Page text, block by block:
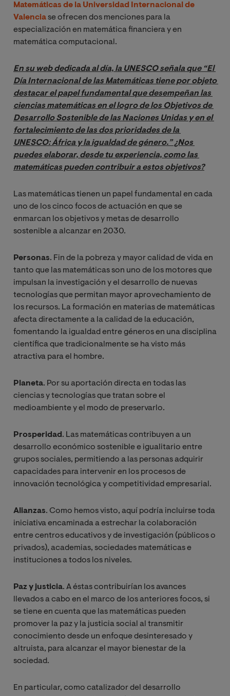
Matemáticas de la Universidad Internacional de
Valenciase ofrecen dos menciones para la
especialización en matemática financiera y en
matemática computacional.
En su web dedicada al día, la UNESCO señala que “El
Día Internacional de las Matemáticas tiene por objeto
destacar el papel fundamental que desempeñan las
ciencias matemáticas en el logro de los Objetivos de
Desarrollo Sostenible de las Naciones Unidas y en el
fortalecimiento de las dos prioridades de la
UNESCO: África y la igualdad de género.” ¿Nos
puedes elaborar, desde tu experiencia, como las
matemáticas pueden contribuir a estos objetivos?
Las matemáticas tienen un papel fundamental en cada
uno de los cinco focos de actuación en que se
enmarcan los objetivos y metas de desarrollo
sostenible a alcanzar en 2030.
Personas. Fin de la pobreza y mayor calidad de vida en
tanto que las matemáticas son uno de los motores que
impulsan la investigación y el desarrollo de nuevas
tecnologías que permitan mayor aprovechamiento de
los recursos. La formación en materias de matemáticas
afecta directamente a la calidad de la educación,
fomentando la igualdad entre géneros en una disciplina
científica que tradicionalmente se ha visto más
atractiva para el hombre.
Planeta. Por su aportación directa en todas las
ciencias y tecnologías que tratan sobre el
medioambiente y el modo de preservarlo.
Prosperidad . Las matemáticas contribuyen a un
desarrollo económico sostenible e igualitario entre
grupos sociales, permitiendo a las personas adquirir
capacidades para intervenir en los procesos de
innovación tecnológica y competitividad empresarial.
Alianzas. Como hemos visto, aquí podría incluirse toda
iniciativa encaminada a estrechar la colaboración
entre centros educativos y de investigación (públicos o
privados), academias, sociedades matemáticas e
instituciones a todos los niveles.
Paz y justicia. A éstas contribuirían los avances
llevados a cabo en el marco de los anteriores focos, si
se tiene en cuenta que las matemáticas pueden
promover la paz y la justicia social al transmitir
conocimiento desde un enfoque desinteresado y
altruista, para alcanzar el mayor bienestar de la
sociedad.
En particular, como catalizador del desarrollo